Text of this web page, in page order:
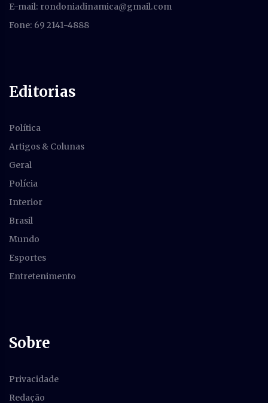
E-mail: rondoniadinamica@gmail.com
Fone: 69 2141-4888
Editorias
Política
Artigos & Colunas
Geral
Polícia
Interior
Brasil
Mundo
Esportes
Entretenimento
Sobre
Privacidade
Redação